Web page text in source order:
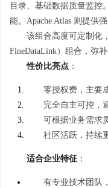
目录、基础数据质量监控
能。Apache Atlas 则提供
该组合高度可定制化
FineDataLink）组合，弥
性价比亮点 ：
零授权费，主要
完全自主可控，
可根据业务需求
社区活跃，持续
适合企业特征 ：
有专业技术团队